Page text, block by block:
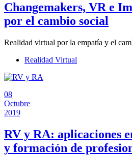
Changemakers, VR e
por el cambio social
Realidad virtual por la empatía y el
Realidad Virtual
08
Octubre
2019
RV y RA: aplicaciones
y formación de